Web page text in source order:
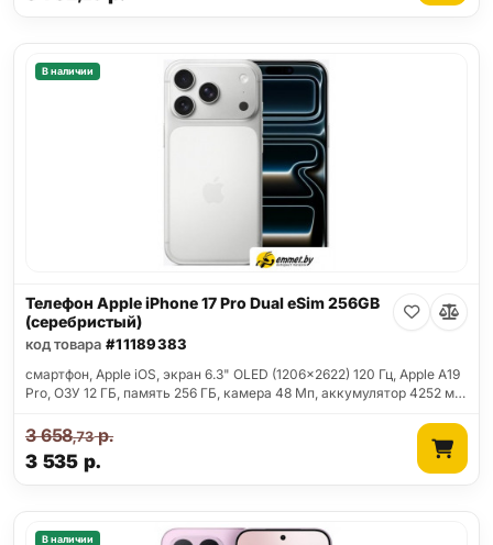
В наличии
Телефон Apple iPhone 17 Pro Dual eSim 256GB
(серебристый)
код товара #11189383
смартфон, Apple iOS, экран 6.3" OLED (1206x2622) 120 Гц, Apple A19
Pro, ОЗУ 12 ГБ, память 256 ГБ, камера 48 Мп, аккумулятор 4252 м…
3 535 р.
3 658,73р.
В наличии